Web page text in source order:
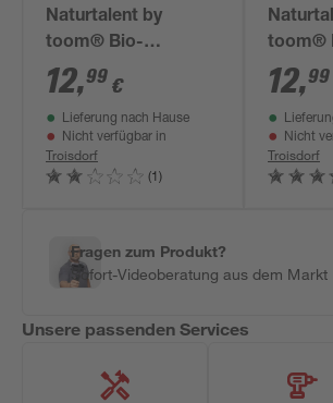
Naturtalent by
toom® Bio-
Heidelbeere
'Chandler' 19 cm
Topf
12,99 €
Lieferung nach Hause
Nicht verfügbar in
Troisdorf
(1)
toom®
Gold'
12,99
Nicht
Troisdorf
Fragen zum Produkt?
Sofort-Videoberatung aus dem Markt
Unsere passenden Services